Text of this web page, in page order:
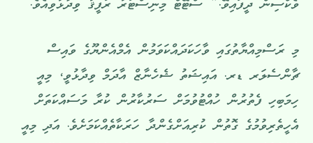
ވެކްސިން ދީފައިވޭ.” ސްޓޭޓް މިނިސްޓަރު ރަފީޤު ވިދާޅުވިއެވެ.
މި ރަސްމިއްޔާތުގައި ވާހަކަދައްކަވަމުން އެމްއެންޔޫގެ ވައިސް
ޗާންސެލަރ ޑރ. އައިޝަތު ޝެހެނާޒް އާދަމް ވިދާޅުވީ، މިއީ
ހިމަބިހި ފެތުރުން ހުއްޓުވުމަށް ސަރުކާރުން ކުރާ މަސައްކަތަށް
އެހީތެރިވުމުގެ ގޮތުން ކުރިއަށްގެންދާ ހަރަކާތެއްކަމަށެވެ. އަދި މިއީ